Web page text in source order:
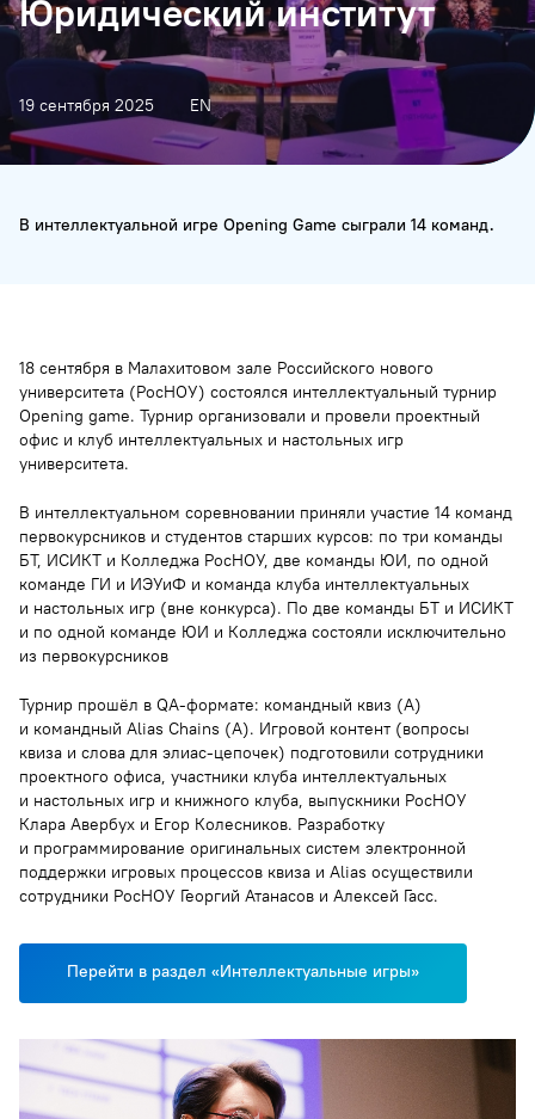
Юридический институт
19 сентября 2025 EN
В интеллектуальной игре Opening Game сыграли 14 команд.
18 сентября в Малахитовом зале Российского нового
университета (РосНОУ) состоялся интеллектуальный турнир
Opening game. Турнир организовали и провели проектный
офис и клуб интеллектуальных и настольных игр
университета.
В интеллектуальном соревновании приняли участие 14 команд
первокурсников и студентов старших курсов: по три команды
БТ, ИСИКТ и Колледжа РосНОУ, две команды ЮИ, по одной
команде ГИ и ИЭУиФ и команда клуба интеллектуальных
и настольных игр (вне конкурса). По две команды БТ и ИСИКТ
и по одной команде ЮИ и Колледжа состояли исключительно
из первокурсников
Турнир прошёл в QA-формате: командный квиз (A)
и командный Alias Chains (A). Игровой контент (вопросы
квиза и слова для элиас-цепочек) подготовили сотрудники
проектного офиса, участники клуба интеллектуальных
и настольных игр и книжного клуба, выпускники РосНОУ
Клара Авербух и Егор Колесников. Разработку
и программирование оригинальных систем электронной
поддержки игровых процессов квиза и Alias осуществили
сотрудники РосНОУ Георгий Атанасов и Алексей Гасс.
Перейти в раздел «Интеллектуальные игры»